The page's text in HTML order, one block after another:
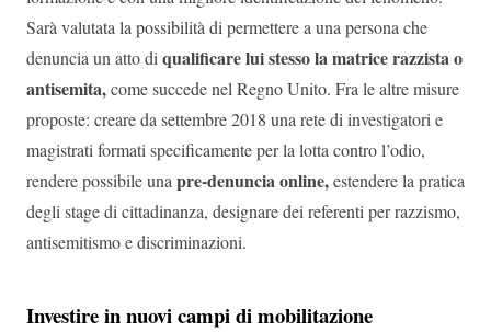
Sarà valutata la possibilità di permettere a una persona che
denuncia un atto diqualificare lui stesso la matrice razzista o
antisemita,come succede nel Regno Unito. Fra le altre misure
proposte: creare da settembre 2018 una rete di investigatori e
magistrati formati specificamente per la lotta contro l’odio,
rendere possibile unapre-denuncia online,estendere la pratica
degli stage di cittadinanza, designare dei referenti per razzismo,
antisemitismo e discriminazioni.
Investire in nuovi campi di mobilitazione